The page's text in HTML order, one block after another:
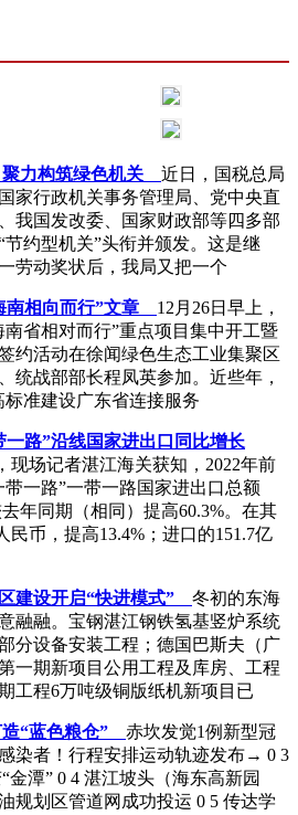
力构筑绿色机关
近日，国税总局
家行政机关事务管理局、党中央直
我国发改委、国家财政部等四多部
节约型机关”头衔并颁发。这是继
劳动奖状后，我局又把一个
南相向而行”文章
12月26日早上，
南省相对而行”重点项目集中开工暨
约活动在徐闻绿色生态工业集聚区
统战部部长程凤英参加。近些年，
准建设广东省连接服务
一路”沿线国家进出口同比增长
现场记者湛江海关获知，2022年前
带一路”一带一路国家进出口总额
年同期（相同）提高60.3%。在其
民币，提高13.4%；进口的151.7亿
建设开启“快进模式”
冬初的东海
融融。宝钢湛江钢铁氢基竖炉系统
分设备安装工程；德国巴斯夫（广
一期新项目公用工程及库房、工程
工程6万吨级铜版纸机新项目已
“蓝色粮仓”
赤坎发觉1例新型冠
染者！行程安排运动轨迹发布→ 0 3
金潭” 0 4 湛江坡头（海东高新园
规划区管道网成功投运 0 5 传达学